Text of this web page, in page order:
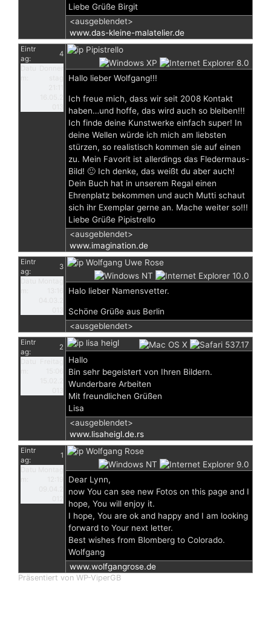
Liebe Grüße Birgit
<ausgeblendet>
www.das-kleine-malatelier.de
Eintr
ag:
4
Pipistrello
Hallo lieber Wolfgang!!!
Ich freue mich, dass wir seit 2008 Kontakt
haben…und hoffe, das wird auch so bleiben!!!
Ich finde deine Kunstwerke einfach super! In
deine Wellen würde ich mich am liebsten
stürzen, so realistisch kommen sie auf einen
zu. Mein Favorit ist allerdings das Fledermaus-
Bild! 🙂 Ich denke, das weißt du aber auch!
Dein Buch hat in unserem Regal einen
Ehrenplatz bekommen und auch Mutti schaut
sich ihr Exemplar gerne an. Mache weiter so!!!
Liebe Grüße Pipistrello
<ausgeblendet>
www.imagination.de
Eintr
ag:
3
Wolfgang Uwe Rose
Halo lieber Namensvetter.
Schöne Grüße aus Berlin
<ausgeblendet>
Eintr
ag:
2
lisa heigl
Hallo
Bin sehr begeistert von Ihren Bildern.
Wunderbare Arbeiten
Mit freundlichen Grüßen
Lisa
<ausgeblendet>
www.lisaheigl.de.rs
Eintr
ag:
1
Wolfgang Rose
Dear Lynn,
now You can see new Fotos on this page and I
hope, You will enjoy it.
I hope, You are ok and happy and I am looking
forward to Your next letter.
Best wishes from Blomberg to Colorado.
Wolfgang
www.wolfgangrose.de
Präsentiert von WP-ViperGB